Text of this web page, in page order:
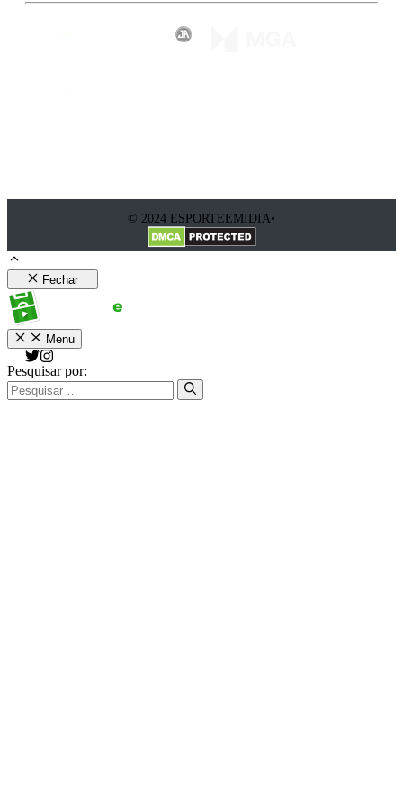
© 2024 ESPORTEEMIDIA•
Fechar
Menu
Pesquisar por: